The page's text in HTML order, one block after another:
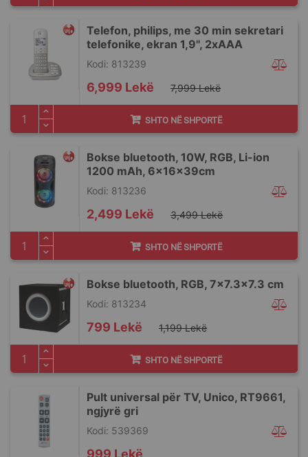
Telefon, philips, me 30 min sekretari
telefonike, ekran 1,9", 2xAAA
Special
Price
6,999 Lekë 7,999 Lekë
Kodi: 813239
SHTO NË SHPORTË
Bokse bluetooth, 10W, RGB, Li-ion
1200 mAh, 6x16x39cm
Special
Price
2,499 Lekë 3,499 Lekë
Kodi: 813236
SHTO NË SHPORTË
Bokse bluetooth, RGB, 7x7.3x7.3 cm
Special
Price
799 Lekë 1,199 Lekë
Kodi: 813234
SHTO NË SHPORTË
Pult universal për TV, Unico, RT9661,
ngjyrë gri
999 Lekë
Kodi: 539369